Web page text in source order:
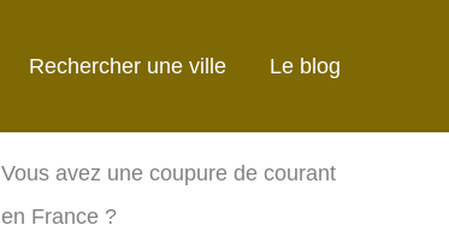
Rechercher une ville Le blog
Vous avez une coupure de courant
en France ?